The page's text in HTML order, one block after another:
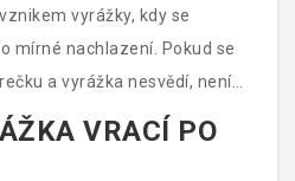
vyrážky, kdy se
mírné nachlazení. Pokud se
a vyrážka nesvědí, není
Vždy se však
VRACÍ PO